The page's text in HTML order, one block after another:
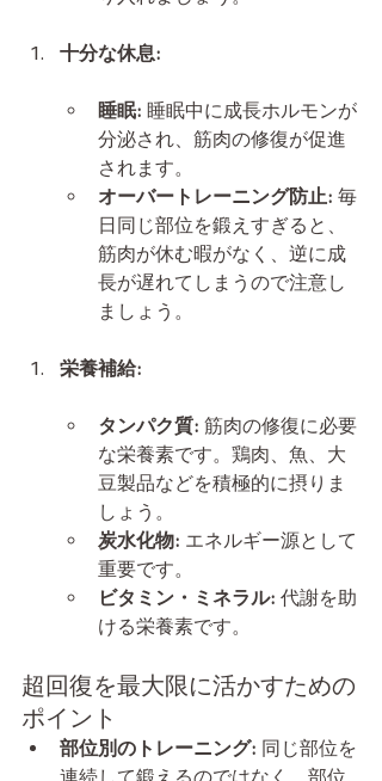
十分な休息:
睡眠: 睡眠中に成長ホルモンが
分泌され、筋肉の修復が促進
されます。
オーバートレーニング防止: 毎
日同じ部位を鍛えすぎると、
筋肉が休む暇がなく、逆に成
長が遅れてしまうので注意し
ましょう。
栄養補給:
タンパク質: 筋肉の修復に必要
な栄養素です。鶏肉、魚、大
豆製品などを積極的に摂りま
しょう。
炭水化物: エネルギー源として
重要です。
ビタミン・ミネラル: 代謝を助
ける栄養素です。
超回復を最大限に活かすための
ポイント
部位別のトレーニング: 同じ部位を